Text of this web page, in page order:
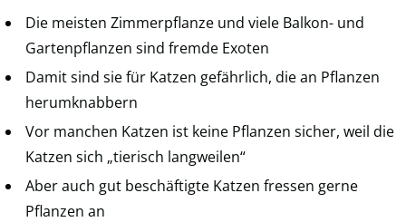
Die meisten Zimmerpflanze und viele Balkon- und
Gartenpflanzen sind fremde Exoten
Damit sind sie für Katzen gefährlich, die an Pflanzen
herumknabbern
Vor manchen Katzen ist keine Pflanzen sicher, weil die
Katzen sich „tierisch langweilen“
Aber auch gut beschäftigte Katzen fressen gerne
Pflanzen an